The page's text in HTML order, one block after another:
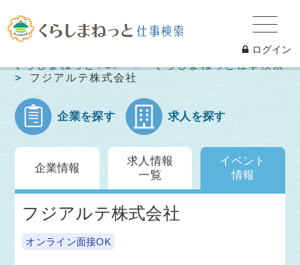
ログイン
くらしまねっとTOP
くらしまねっと仕事検索
フジアルテ株式会社
企業を探す 求人を探す
企業情報
求人情報
一覧
イベント
情報
フジアルテ株式会社
オンライン面接OK